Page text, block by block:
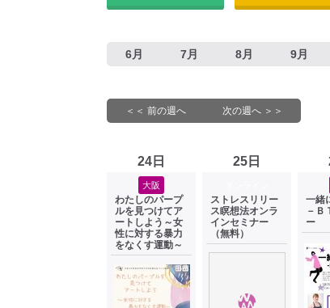
6月 7月 8月 9月
＜＜ 前の週へ 次の週へ ＞＞
24日
大阪
わたしのパープ
ルを見つけてア
ートしよう～女
性に対する暴力
をなくす運動～
25日
ストレスリリー
ス瞑想法オンラ
インセミナー
（無料）
一緒
－Ｂ
ー